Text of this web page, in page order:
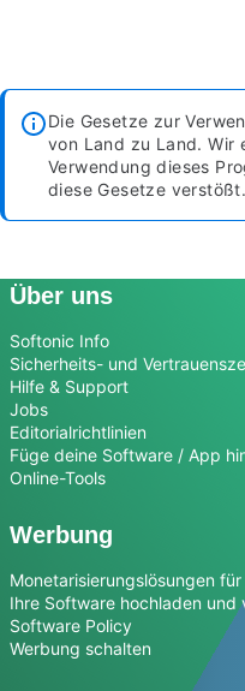
Die Gesetze zur
von Land zu Land. Wir
Verwendung dieses
diese Gesetze verstößt.
Über uns
Softonic Info
Sicherheits- und
Hilfe & Support
Jobs
Editorialrichtlinien
Füge deine Software / App
Online-Tools
Werbung
Monetarisierungslösungen für
Ihre Software hochladen und
Software Policy
Werbung schalten